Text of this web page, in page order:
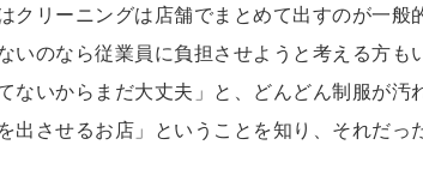
クリーニングは店舗でまとめて出すのが一般
いのなら従業員に負担させようと考える方も
ないからまだ大丈夫」と、どんどん制服が
出させるお店」ということを知り、それだ